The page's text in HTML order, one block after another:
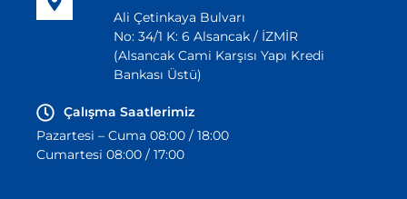
Ali Çetinkaya Bulvarı
No: 34/1 K: 6 Alsancak / İZMİR
(Alsancak Cami Karşısı Yapı Kredi
Bankası Üstü)
Çalışma Saatlerimiz
Pazartesi – Cuma 08:00 / 18:00
Cumartesi 08:00 / 17:00